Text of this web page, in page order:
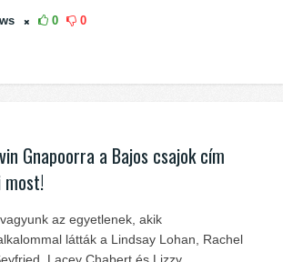
0 0
Gnapoorra a Bajos csajok cím
most!
az egyetlenek, akik
látták a Lindsay Lohan, Rachel